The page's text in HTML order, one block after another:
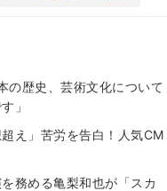
の歴史、芸術文化について
」
え」苦労を告白！人気CM
務める亀梨和也が「スカ